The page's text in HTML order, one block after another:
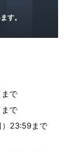
す。
で
で
）23:59まで